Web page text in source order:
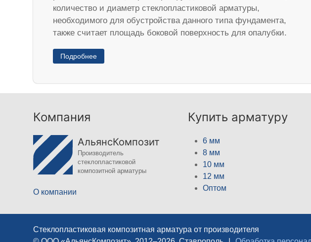
количество и диаметр стеклопластиковой арматуры,
необходимого для обустройства данного типа фундамента,
также считает площадь боковой поверхность для опалубки.
Подробнее
Компания
АльянсКомпозит
Производитель
стеклопластиковой
композитной арматуры
О компании
Купить арматуру
6 мм
8 мм
10 мм
12 мм
Оптом
Стеклопластиковая композитная арматура от производителя